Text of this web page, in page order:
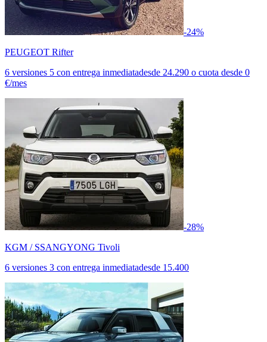
-24%
PEUGEOT Rifter
6 versiones 5 con entrega inmediatadesde 24.290 o cuota desde 0
€/mes
-28%
KGM / SSANGYONG Tivoli
6 versiones 3 con entrega inmediatadesde 15.400